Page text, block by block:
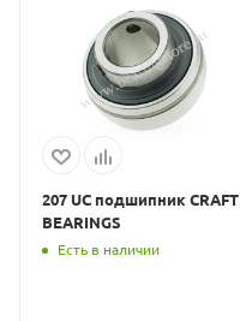
207 UC подшипник CRAFT
BEARINGS
Есть в наличии